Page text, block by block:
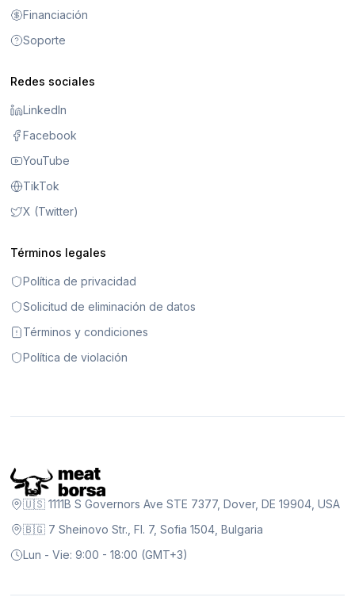
Financiación
Soporte
Redes sociales
LinkedIn
Facebook
YouTube
TikTok
X (Twitter)
Términos legales
Política de privacidad
Solicitud de eliminación de datos
Términos y condiciones
Política de violación
🇺🇸 1111B S Governors Ave STE 7377, Dover, DE 19904, USA
🇧🇬 7 Sheinovo Str., Fl. 7, Sofia 1504, Bulgaria
Lun - Vie: 9:00 - 18:00 (GMT+3)